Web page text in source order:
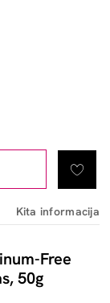
Kita informacija
Free
50g